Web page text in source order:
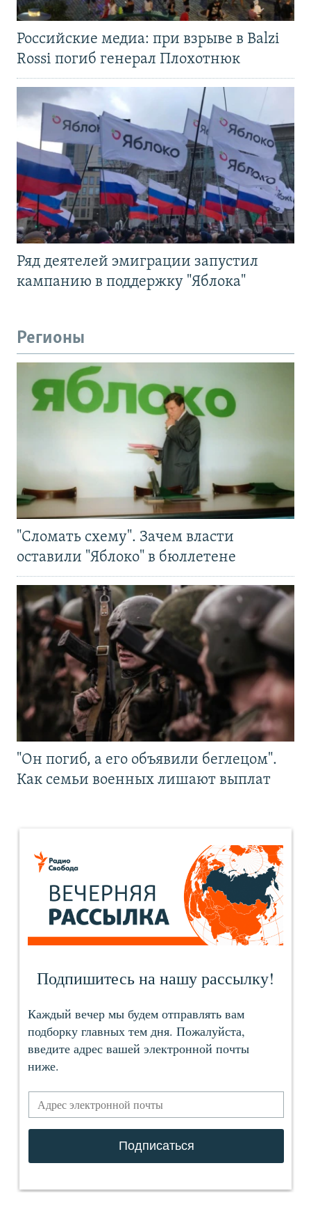
Российские медиа: при взрыве в Balzi
Rossi погиб генерал Плохотнюк
Ряд деятелей эмиграции запустил
кампанию в поддержку "Яблока"
Регионы
"Сломать схему". Зачем власти
оставили "Яблоко" в бюллетене
"Он погиб, а его объявили беглецом".
Как семьи военных лишают выплат